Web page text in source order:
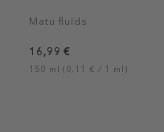
Matu fluīds
16,99 €
150 ml (0,11 € / 1 ml)